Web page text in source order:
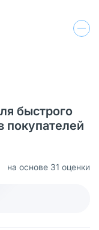
быстрого
покупателей
на основе 31 оценки